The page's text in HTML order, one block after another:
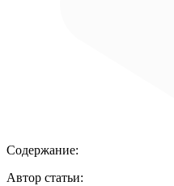
Содержание:
Автор статьи: